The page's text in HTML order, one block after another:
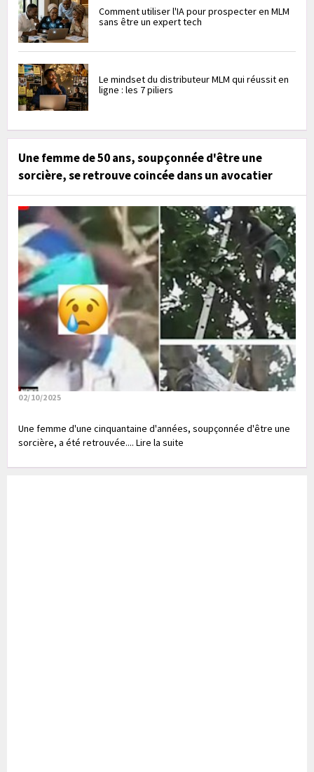
Comment utiliser l'IA pour prospecter en MLM
sans être un expert tech
Le mindset du distributeur MLM qui réussit en
ligne : les 7 piliers
Une femme de 50 ans, soupçonnée d'être une
sorcière, se retrouve coincée dans un avocatier
02/10/2025
Une femme d'une cinquantaine d'années, soupçonnée d'être une
sorcière, a été retrouvée.... Lire la suite